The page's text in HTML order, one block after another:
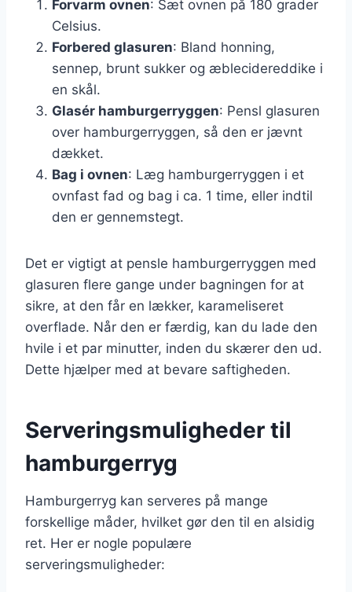
Forvarm ovnen: Sæt ovnen på 180 grader
Celsius.
Forbered glasuren: Bland honning,
sennep, brunt sukker og æblecidereddike i
en skål.
Glasér hamburgerryggen: Pensl glasuren
over hamburgerryggen, så den er jævnt
dækket.
Bag i ovnen: Læg hamburgerryggen i et
ovnfast fad og bag i ca. 1 time, eller indtil
den er gennemstegt.
Det er vigtigt at pensle hamburgerryggen med
glasuren flere gange under bagningen for at
sikre, at den får en lækker, karameliseret
overflade. Når den er færdig, kan du lade den
hvile i et par minutter, inden du skærer den ud.
Dette hjælper med at bevare saftigheden.
Serveringsmuligheder til
hamburgerryg
Hamburgerryg kan serveres på mange
forskellige måder, hvilket gør den til en alsidig
ret. Her er nogle populære
serveringsmuligheder: